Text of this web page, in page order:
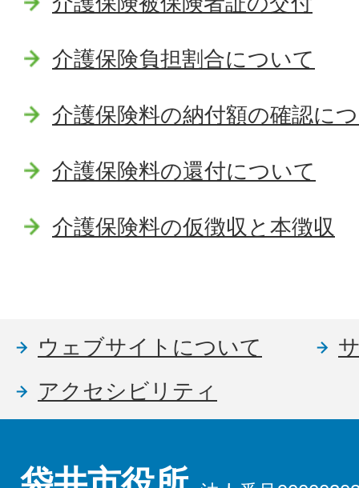
介護保険負担割合について
介護保険料の納付額の確認に
介護保険料の還付について
介護保険料の仮徴収と本徴収
ウェブサイトについて
アクセシビリティ